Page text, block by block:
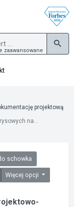
zaawansowane
projektową
na...
Dodaj do schowka
Więcej opcji